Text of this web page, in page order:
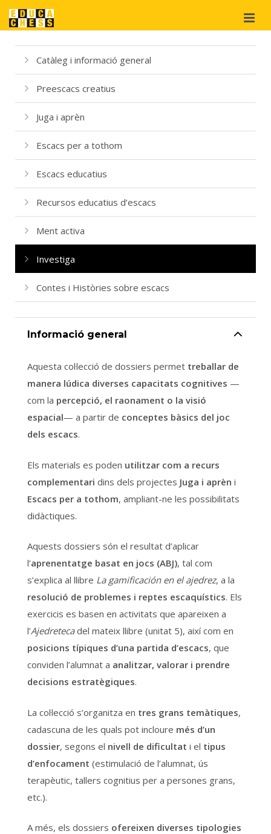
Qui som?
Projectes
didàctics
Suport
i cooperació
Català Español English
Catàleg i informació general
Preescacs creatius
Juga i aprèn
Escacs per a tothom
Escacs educatius
Recursos educatius d’escacs
Ment activa
Investiga
Contes i Històries sobre escacs
Informació general
Aquesta col·lecció de dossiers permet treballar de
manera lúdica diverses capacitats cognitives —
com la percepció, el raonament o la visió
espacial— a partir de conceptes bàsics del joc
dels escacs.
Els materials es poden utilitzar com a recurs
complementari dins dels projectes Juga i aprèn i
Escacs per a tothom, ampliant-ne les possibilitats
didàctiques.
Aquests dossiers són el resultat d’aplicar
l’aprenentatge basat en jocs (ABJ), tal com
s’explica al llibre La gamificación en el ajedrez, a la
resolució de problemes i reptes escaquístics. Els
exercicis es basen en activitats que apareixen a
l’Ajedretecadel mateix llibre (unitat 5), així com en
posicions típiques d’una partida d’escacs, que
conviden l’alumnat a analitzar, valorar i prendre
decisions estratègiques.
La col·lecció s’organitza en tres grans temàtiques,
cadascuna de les quals pot incloure més d’un
dossier, segons el nivell de dificultat i el tipus
d’enfocament (estimulació de l’alumnat, ús
terapèutic, tallers cognitius per a persones grans,
etc.).
A més, els dossiers ofereixen diverses tipologies